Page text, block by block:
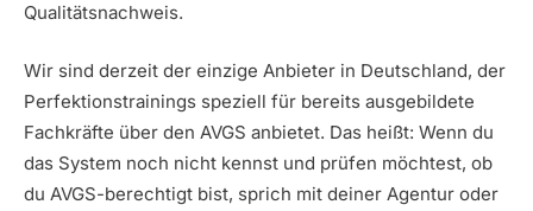
Qualitätsnachweis.
Wir sind derzeit der einzige Anbieter in Deutschland, der
Perfektionstrainings speziell für bereits ausgebildete
Fachkräfte über den AVGS anbietet. Das heißt: Wenn du
das System noch nicht kennst und prüfen möchtest, ob
du AVGS-berechtigt bist, sprich mit deiner Agentur oder